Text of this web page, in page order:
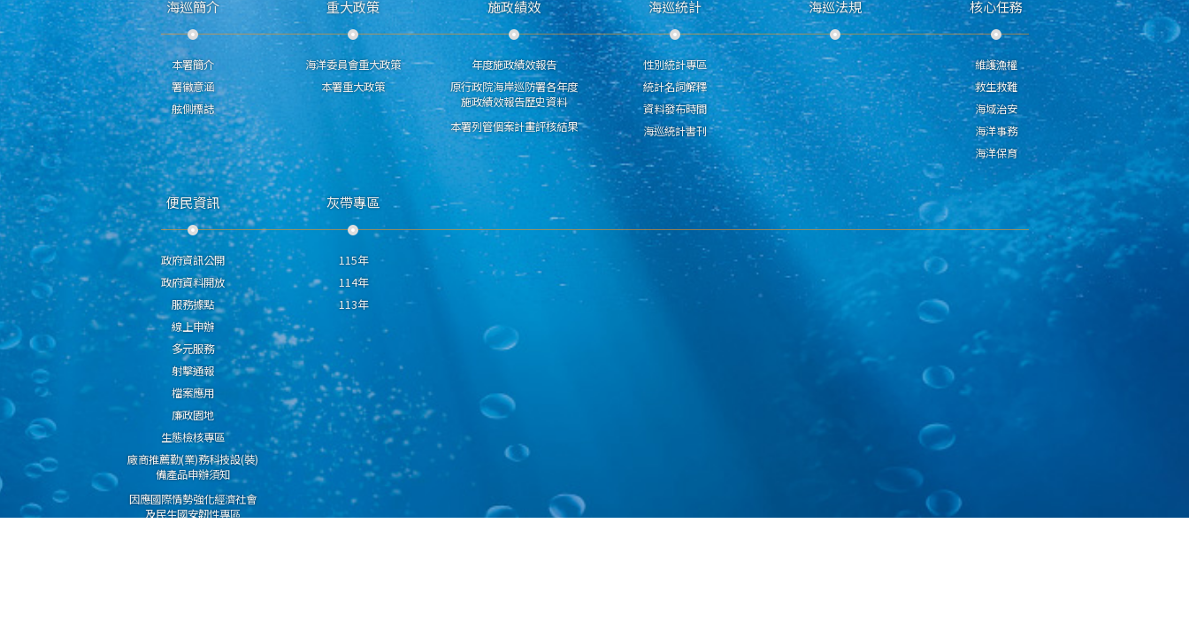
海巡簡介
本署簡介
署徽意涵
舷側標誌
重大政策
海洋委員會重大政策
本署重大政策
施政績效
年度施政績效報告
原行政院海岸巡防署各年度
施政績效報告歷史資料
本署列管個案計畫評核結果
海巡統計
性別統計專區
統計名詞解釋
資料發布時間
海巡統計書刊
海巡法規 核心任務
維護漁權
救生救難
海域治安
海洋事務
海洋保育
便民資訊
政府資訊公開
政府資料開放
服務據點
線上申辦
多元服務
射擊通報
檔案應用
廉政園地
生態檢核專區
廠商推薦勤(業)務科技設(裝)
備產品申辦須知
因應國際情勢強化經濟社會
及民生國安韌性專區
灰帶專區
115年
114年
113年